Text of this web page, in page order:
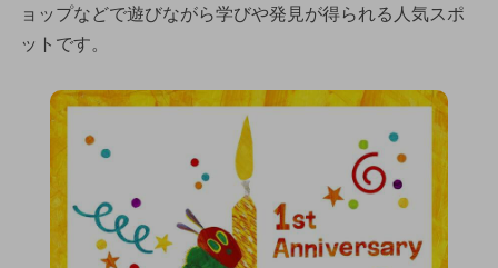
ョップなどで遊びながら学びや発見が得られる人気スポ
ットです。